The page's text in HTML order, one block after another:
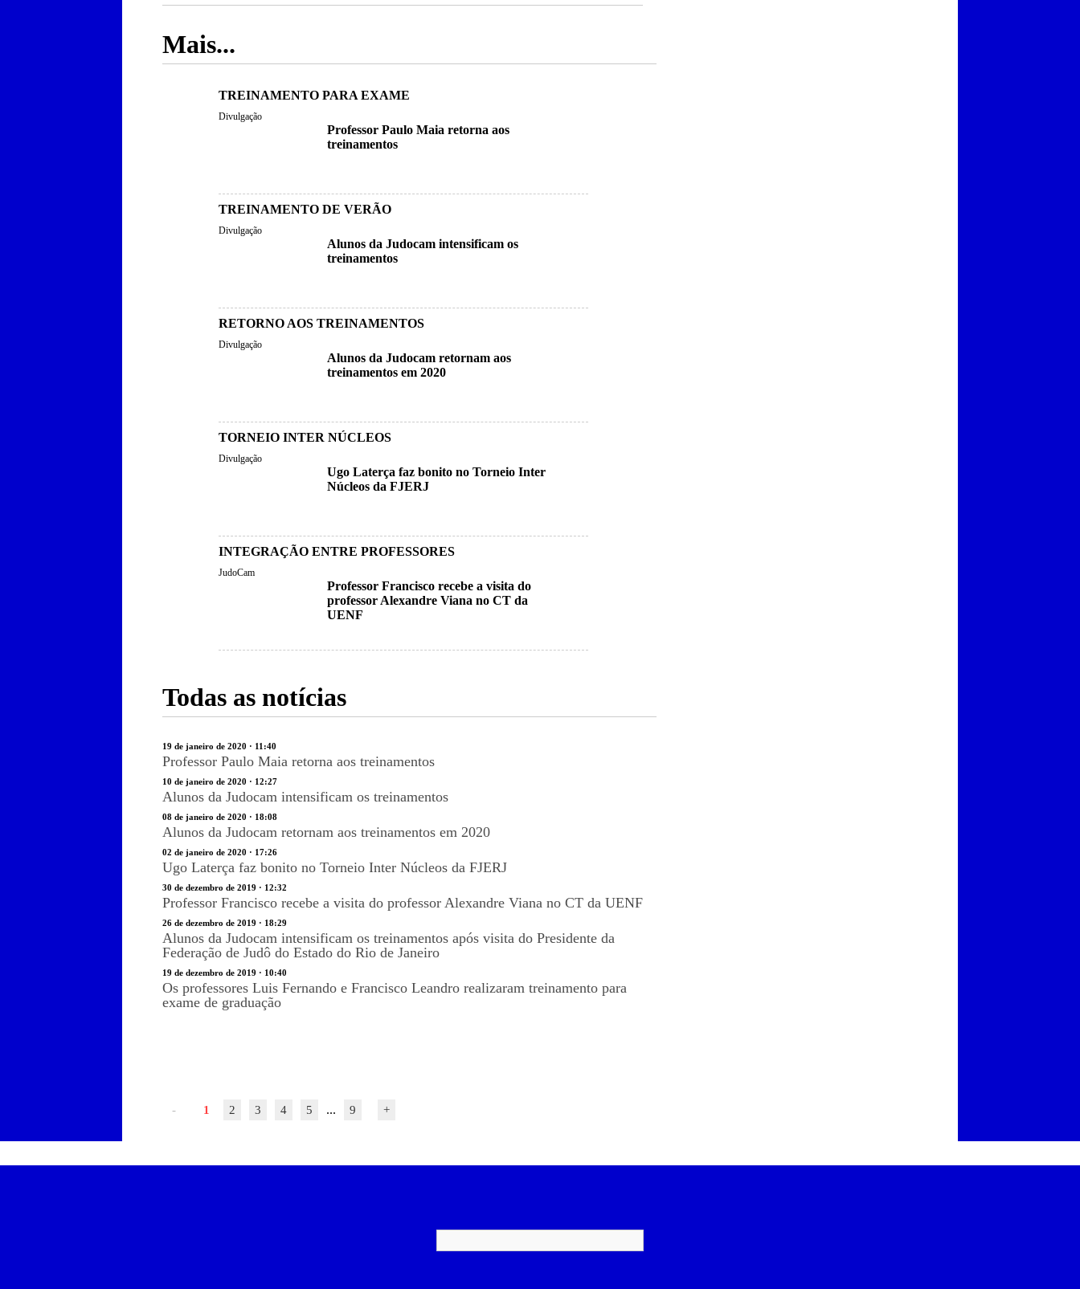
Mais...
TREINAMENTO PARA EXAME
Divulgação
Professor Paulo Maia retorna aos
treinamentos
TREINAMENTO DE VERÃO
Divulgação
Alunos da Judocam intensificam os
treinamentos
RETORNO AOS TREINAMENTOS
Divulgação
Alunos da Judocam retornam aos
treinamentos em 2020
TORNEIO INTER NÚCLEOS
Divulgação
Ugo Laterça faz bonito no Torneio Inter
Núcleos da FJERJ
INTEGRAÇÃO ENTRE PROFESSORES
JudoCam
Professor Francisco recebe a visita do
professor Alexandre Viana no CT da
UENF
Todas as notícias
19 de janeiro de 2020 · 11:40
Professor Paulo Maia retorna aos treinamentos
10 de janeiro de 2020 · 12:27
Alunos da Judocam intensificam os treinamentos
08 de janeiro de 2020 · 18:08
Alunos da Judocam retornam aos treinamentos em 2020
02 de janeiro de 2020 · 17:26
Ugo Laterça faz bonito no Torneio Inter Núcleos da FJERJ
30 de dezembro de 2019 · 12:32
Professor Francisco recebe a visita do professor Alexandre Viana no CT da UENF
26 de dezembro de 2019 · 18:29
Alunos da Judocam intensificam os treinamentos após visita do Presidente da
Federação de Judô do Estado do Rio de Janeiro
19 de dezembro de 2019 · 10:40
Os professores Luis Fernando e Francisco Leandro realizaram treinamento para
exame de graduação
- 1 2 3 4 5 ... 9 +